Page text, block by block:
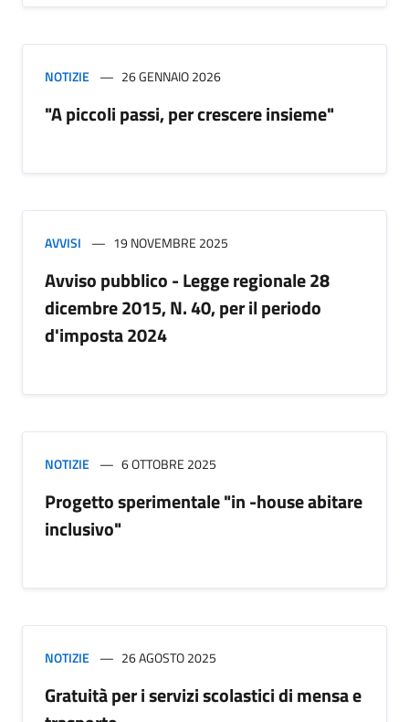
NOTIZIE 26 GENNAIO 2026
"A piccoli passi, per crescere insieme"
AVVISI 19 NOVEMBRE 2025
Avviso pubblico - Legge regionale 28
dicembre 2015, N. 40, per il periodo
d'imposta 2024
NOTIZIE 6 OTTOBRE 2025
Progetto sperimentale "in -house abitare
inclusivo"
NOTIZIE 26 AGOSTO 2025
Gratuità per i servizi scolastici di mensa e